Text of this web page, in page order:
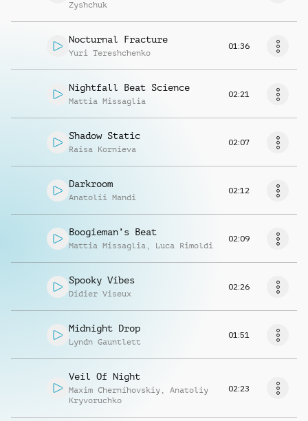
Zyshchuk
Nocturnal Fracture
Yuri Tereshchenko
01:36
Nightfall Beat Science
Mattia Missaglia
02:21
Shadow Static
Raisa Kornieva
02:07
Darkroom
Anatolii Mandi
02:12
Boogieman’s Beat
Mattia Missaglia , Luca Rimoldi
02:09
Spooky Vibes
Didier Viseux
02:26
Midnight Drop
Lyndn Gauntlett
01:51
Veil Of Night
Maxim Chernihovskiy , Anatoliy
Kryvoruchko
02:23